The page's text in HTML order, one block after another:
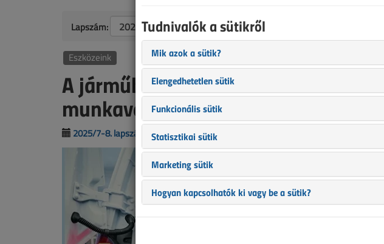
Lapszám:
Eszközeink
A járműberendezések szerepe a
munkavégzésében
2025/7-8. lapszám | Gombás Bence
Tudnivalók a sütikről
Mik azok a sütik?
Elengedhetetlen sütik
Funkcionális sütik
Statisztikai sütik
Marketing sütik
Hogyan kapcsolhatók ki vagy be a sütik?